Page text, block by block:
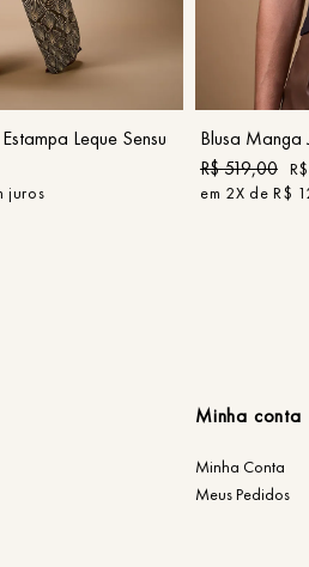
GG
Leque Sensu
juros
Blusa Manga
R$519,00 R$
em 2X deR$
Minha conta
Minha Conta
Meus Pedidos